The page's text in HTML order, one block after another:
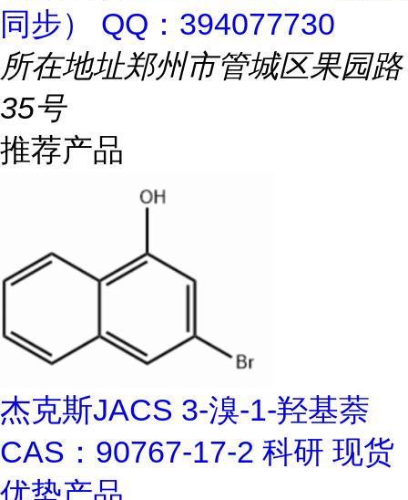
同步） QQ：394077730
所在地址郑州市管城区果园路
35号
推荐产品
杰克斯JACS 3-溴-1-羟基萘
CAS：90767-17-2 科研 现货